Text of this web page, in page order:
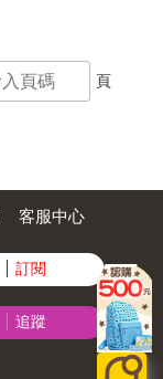
頁
客服中心
訂閱
追蹤